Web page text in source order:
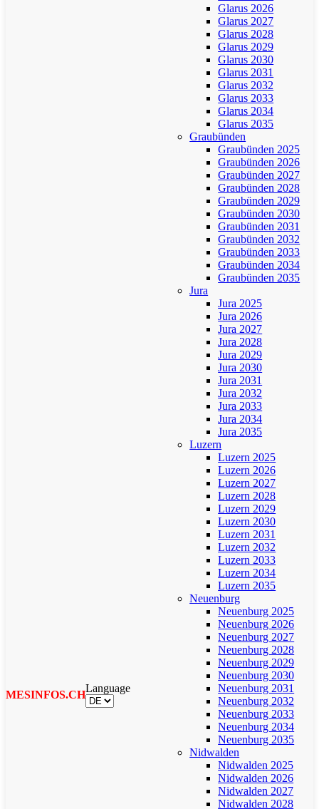
MESINFOS.CH
Language
Glarus 2026
Glarus 2027
Glarus 2028
Glarus 2029
Glarus 2030
Glarus 2031
Glarus 2032
Glarus 2033
Glarus 2034
Glarus 2035
Graubünden
Graubünden 2025
Graubünden 2026
Graubünden 2027
Graubünden 2028
Graubünden 2029
Graubünden 2030
Graubünden 2031
Graubünden 2032
Graubünden 2033
Graubünden 2034
Graubünden 2035
Jura
Jura 2025
Jura 2026
Jura 2027
Jura 2028
Jura 2029
Jura 2030
Jura 2031
Jura 2032
Jura 2033
Jura 2034
Jura 2035
Luzern
Luzern 2025
Luzern 2026
Luzern 2027
Luzern 2028
Luzern 2029
Luzern 2030
Luzern 2031
Luzern 2032
Luzern 2033
Luzern 2034
Luzern 2035
Neuenburg
Neuenburg 2025
Neuenburg 2026
Neuenburg 2027
Neuenburg 2028
Neuenburg 2029
Neuenburg 2030
Neuenburg 2031
Neuenburg 2032
Neuenburg 2033
Neuenburg 2034
Neuenburg 2035
Nidwalden
Nidwalden 2025
Nidwalden 2026
Nidwalden 2027
Nidwalden 2028